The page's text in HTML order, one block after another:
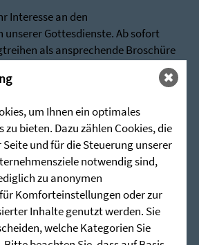
Interesse an den
Gottesdienste. Ab sofort
als ansprechende Broschüre
über nachstehenden Link
(stunde-des-hoechsten.de)
wir Ihnen jederzeit sehr gerne zur
um Ihnen ein optimales
zu bieten. Dazu zählen Cookies, die
und für die Steuerung unserer
notwendig sind,
zu anonymen
Komforteinstellungen oder zur
Inhalte genutzt werden. Sie
welche Kategorien Sie